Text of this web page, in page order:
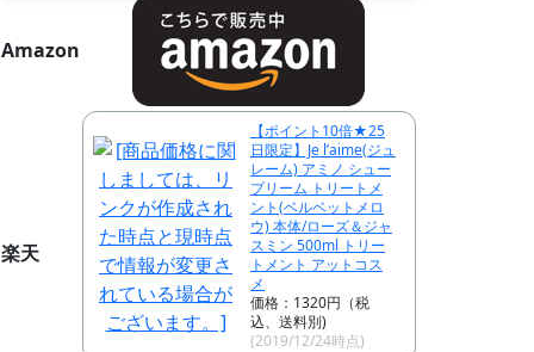
Amazon
楽天
【ポイント10倍★25
日限定】Je l’aime(ジュ
レーム) アミノ シュー
プリーム トリートメ
ント(ベルベットメロ
ウ) 本体/ローズ＆ジャ
スミン 500ml トリー
トメント アットコス
メ
価格：1320円（税
込、送料別)
(2019/12/24時点)